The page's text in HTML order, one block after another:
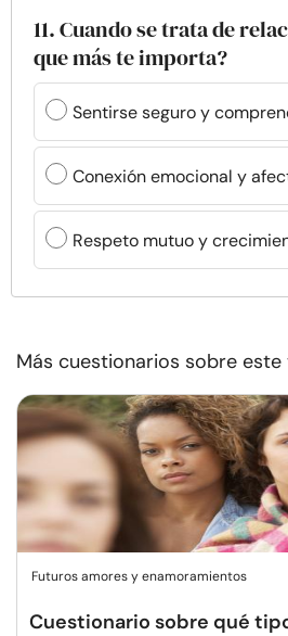
11. Cuando se trata de
que más te importa?
Sentirse seguro y
Conexión emocional y
Respeto mutuo y
Más cuestionarios sobre este
Futuros amores y enamoramientos
Cuestionario sobre qué